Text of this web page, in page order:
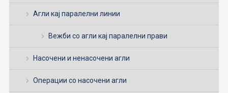
Агли кај паралелни линии
Вежби со агли кај паралелни прави
Насочени и ненасочени агли
Операции со насочени агли